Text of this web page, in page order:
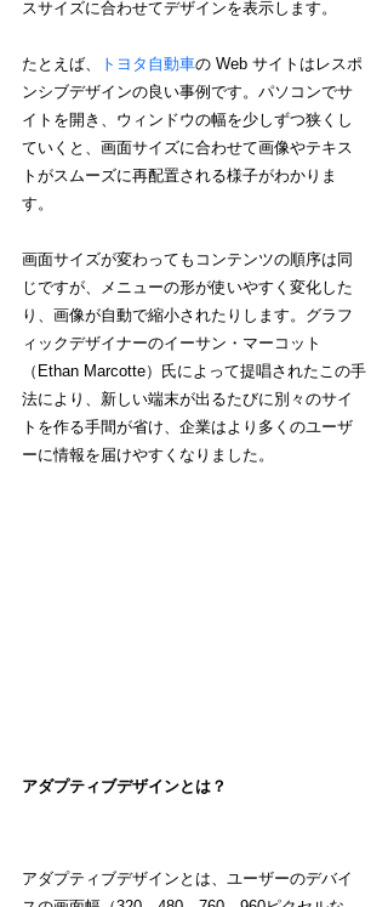
スサイズに合わせてデザインを表示します。
たとえば、 トヨタ自動車の Web サイトはレスポ
ンシブデザインの良い事例です。パソコンでサ
イトを開き、ウィンドウの幅を少しずつ狭くし
ていくと、画面サイズに合わせて画像やテキス
トがスムーズに再配置される様子がわかりま
す。
画面サイズが変わってもコンテンツの順序は同
じですが、メニューの形が使いやすく変化した
り、画像が自動で縮小されたりします。グラフ
ィックデザイナーのイーサン・マーコット
（Ethan Marcotte）氏によって提唱されたこの手
法により、新しい端末が出るたびに別々のサイ
トを作る手間が省け、企業はより多くのユーザ
ーに情報を届けやすくなりました。
アダプティブデザインとは？
アダプティブデザインとは、ユーザーのデバイ